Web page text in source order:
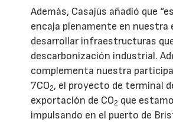
Además, Casajús añadió que
encaja plenamente en nuestra
desarrollar infraestructuras
descarbonización industrial.
complementa nuestra
7CO2, el proyecto de terminal
exportación de CO2 que
impulsando en el puerto de